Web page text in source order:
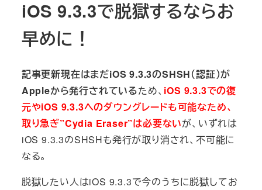
iOS 9.3.3で脱獄するならお
早めに！
記事更新現在はまだiOS 9.3.3のSHSH（認証）が
Appleから発行されているため、 iOS 9.3.3での復
元やiOS 9.3.3へのダウングレードも可能なため、
取り急ぎ”Cydia Eraser”は必要ないが、いずれは
iOS 9.3.3のSHSHも発行が取り消され、不可能に
なる。
脱獄したい人はiOS 9.3.3で今のうちに脱獄してお